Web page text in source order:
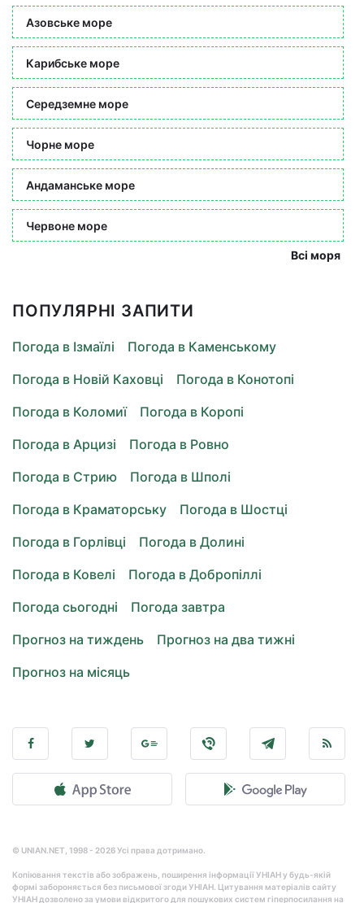
Азовське море
Карибське море
Середземне море
Чорне море
Андаманське море
Червоне море
Всі моря
ПОПУЛЯРНІ ЗАПИТИ
Погода в Ізмаїлі
Погода в Каменському
Погода в Новій Каховці
Погода в Конотопі
Погода в Коломиї
Погода в Коропі
Погода в Арцизі
Погода в Ровно
Погода в Стрию
Погода в Шполі
Погода в Краматорську
Погода в Шостці
Погода в Горлівці
Погода в Долині
Погода в Ковелі
Погода в Добропіллі
Погода сьогодні
Погода завтра
Прогноз на тиждень
Прогноз на два тижні
Прогноз на місяць
© UNIAN.NET, 1998 - 2026 Усі права дотримано.
Копіювання текстів або зображень, поширення інформації УНІАН у будь-якій
формі забороняється без письмової згоди УНІАН. Цитування матеріалів сайту
УНІАН дозволено за умови відкритого для пошукових систем гіперпосилання на